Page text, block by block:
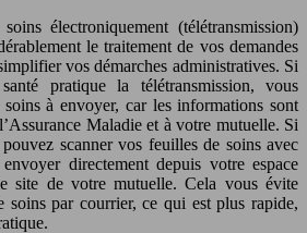
électroniquement (télétransmission)
le traitement de vos demandes
vos démarches administratives. Si
pratique la télétransmission, vous
à envoyer, car les informations sont
Maladie et à votre mutuelle. Si
scanner vos feuilles de soins avec
directement depuis votre espace
site de votre mutuelle. Cela vous évite
soins par courrier, ce qui est plus rapide,